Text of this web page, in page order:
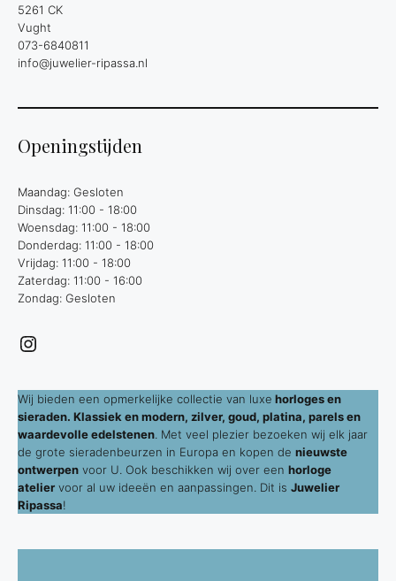
5261 CK
Vught
073-6840811
info@juwelier-ripassa.nl
Openingstijden
Maandag: Gesloten
Dinsdag: 11:00 - 18:00
Woensdag: 11:00 - 18:00
Donderdag: 11:00 - 18:00
Vrijdag: 11:00 - 18:00
Zaterdag: 11:00 - 16:00
Zondag: Gesloten
Instagram
Wij bieden een opmerkelijke collectie van luxe horloges en
sieraden. Klassiek en modern, zilver, goud, platina, parels en
waardevolle edelstenen . Met veel plezier bezoeken wij elk jaar
de grote sieradenbeurzen in Europa en kopen de nieuwste
ontwerpen voor U. Ook beschikken wij over een horloge
atelier voor al uw ideeën en aanpassingen. Dit is Juwelier
Ripassa!